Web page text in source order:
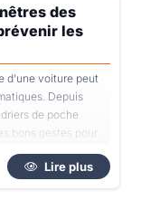
des
les
d’une voiture peut
Depuis
de poche
bons gestes pour
Lire plus